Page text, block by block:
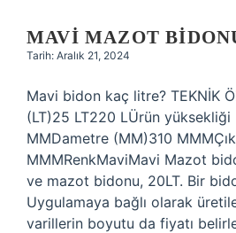
MAVI MAZOT
Tarih: Aralık 21, 2024
Mavi bidon kaç litre? TEKNİK
(LT)25 LT220 LÜrün yüksekliği
MMDametre (MM)310
MMMRenkMaviMavi Mazot
ve mazot bidonu, 20LT. Bir
Uygulamaya bağlı olarak
varillerin boyutu da fiyatı